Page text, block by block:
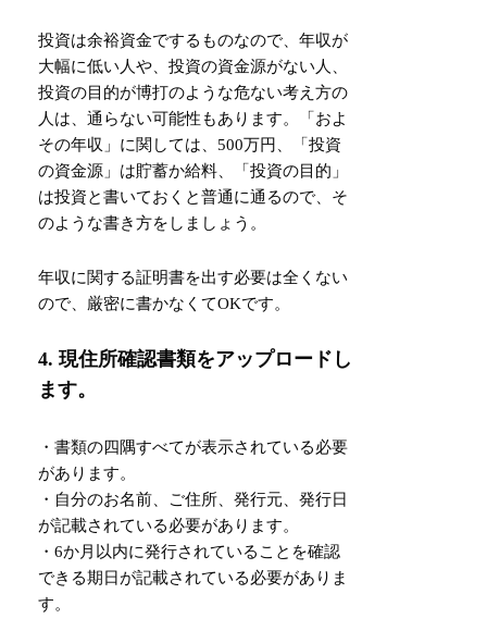
投資は余裕資金でするものなので、年収が
大幅に低い人や、投資の資金源がない人、
投資の目的が博打のような危ない考え方の
人は、通らない可能性もあります。「およ
その年収」に関しては、500万円、「投資
の資金源」は貯蓄か給料、「投資の目的」
は投資と書いておくと普通に通るので、そ
のような書き方をしましょう。
年収に関する証明書を出す必要は全くない
ので、厳密に書かなくてOKです。
4. 現住所確認書類をアップロードし
ます。
・書類の四隅すべてが表示されている必要
があります。
・自分のお名前、ご住所、発行元、発行日
が記載されている必要があります。
・6か月以内に発行されていることを確認
できる期日が記載されている必要がありま
す。